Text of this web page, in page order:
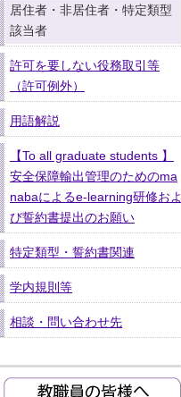
居住者・非居住者・特定類型
該当者
許可を要しない役務取引等
（許可例外）
用語解説
【To all graduate students 】
安全保障輸出管理のためのma
nabaによるe-learning研修およ
び誓約書提出のお願い
特定類型・誓約書関連
学内規則等
相談・問い合わせ先